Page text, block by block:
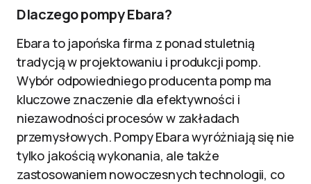
Dlaczego pompy Ebara?
Ebara to japońska firma z ponad stuletnią
tradycją w projektowaniu i produkcji pomp.
Wybór odpowiedniego producenta pomp ma
kluczowe znaczenie dla efektywności i
niezawodności procesów w zakładach
przemysłowych. Pompy Ebara wyróżniają się nie
tylko jakością wykonania, ale także
zastosowaniem nowoczesnych technologii, co